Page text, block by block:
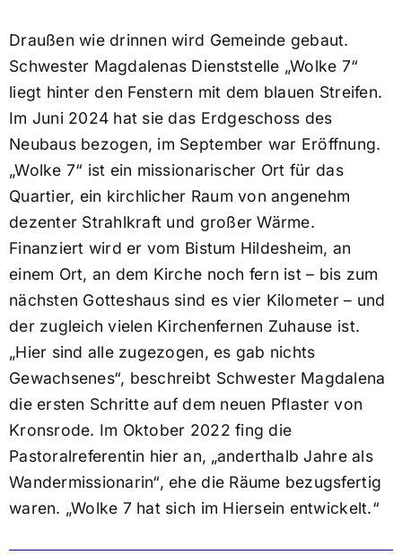
Draußen wie drinnen wird Gemeinde gebaut.
Schwester Magdalenas Dienststelle „Wolke 7“
liegt hinter den Fenstern mit dem blauen Streifen.
Im Juni 2024 hat sie das Erdgeschoss des
Neubaus bezogen, im September war Eröffnung.
„Wolke 7“ ist ein missionarischer Ort für das
Quartier, ein kirchlicher Raum von angenehm
dezenter Strahlkraft und großer Wärme.
Finanziert wird er vom Bistum Hildesheim, an
einem Ort, an dem Kirche noch fern ist – bis zum
nächsten Gotteshaus sind es vier Kilometer – und
der zugleich vielen Kirchenfernen Zuhause ist.
„Hier sind alle zugezogen, es gab nichts
Gewachsenes“, beschreibt Schwester Magdalena
die ersten Schritte auf dem neuen Pflaster von
Kronsrode. Im Oktober 2022 fing die
Pastoralreferentin hier an, „anderthalb Jahre als
Wandermissionarin“, ehe die Räume bezugsfertig
waren. „Wolke 7 hat sich im Hiersein entwickelt.“